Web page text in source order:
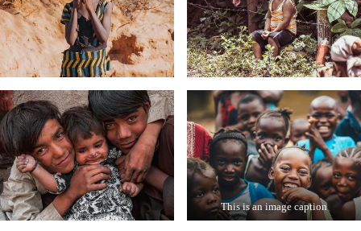
This is an image caption